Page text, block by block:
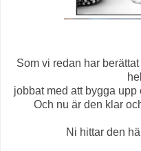
Som vi redan har
jobbat med att bygga
Och nu är den klar
Ni hittar den